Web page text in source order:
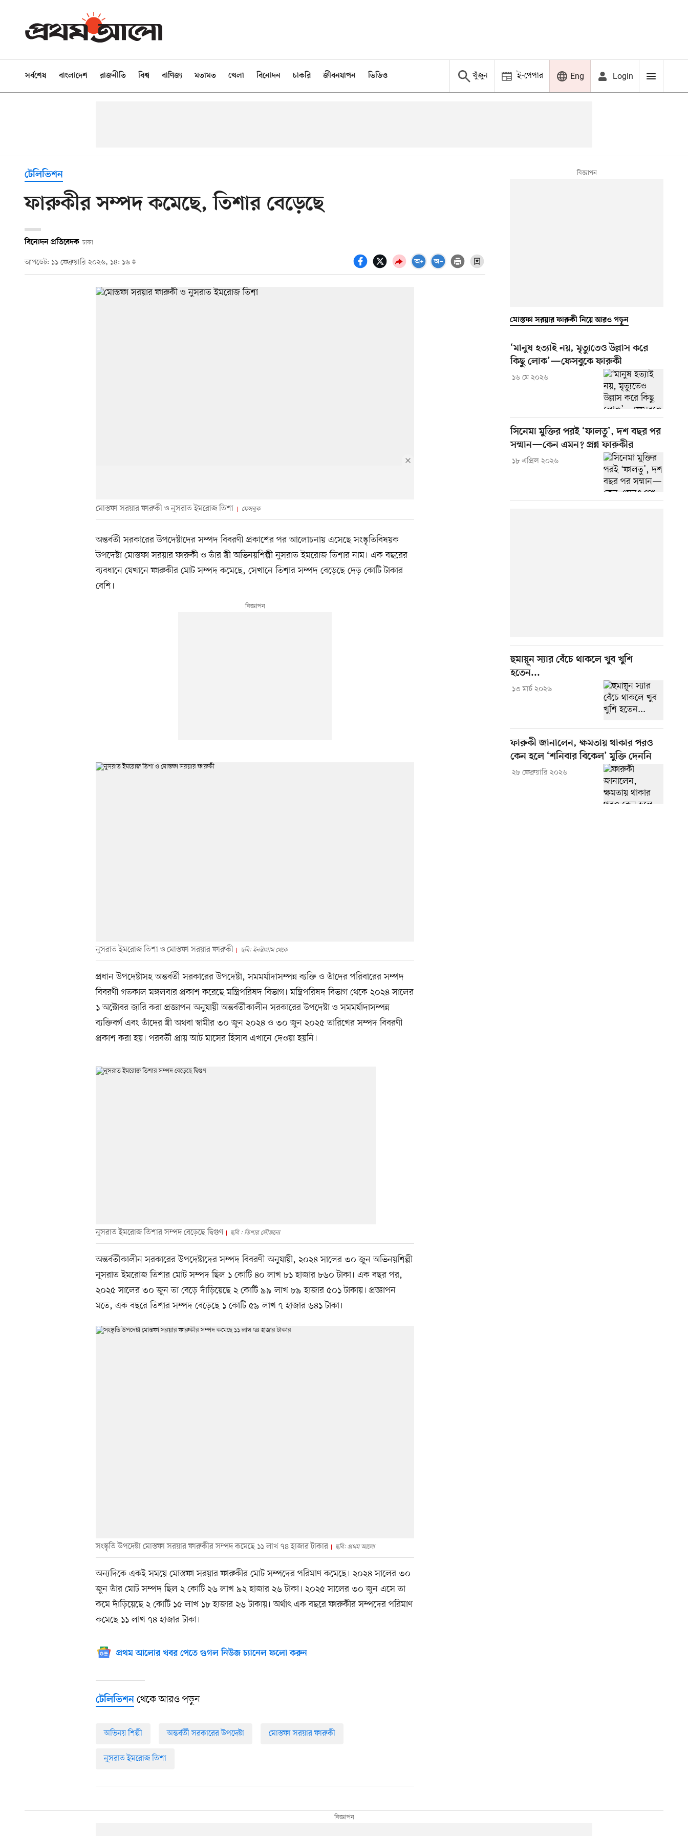
সর্বশেষ বাংলাদেশ রাজনীতি বিশ্ব বাণিজ্য মতামত খেলা বিনোদন চাকরি জীবনযাপন ভিডিও খুঁজুন ই-পেপার Eng Login
টেলিভিশন
ফারুকীর সম্পদ কমেছে, তিশার বেড়েছে
বিনোদন প্রতিবেদক ঢাকা
আপডেট: ১১ ফেব্রুয়ারি ২০২৬, ১৪: ১৬
মোস্তফা সরয়ার ফারুকী ও নুসরাত ইমরোজ তিশা ফেসবুক
অন্তর্বর্তী সরকারের উপদেষ্টাদের সম্পদ বিবরণী প্রকাশের পর আলোচনায় এসেছে সংস্কৃতিবিষয়ক
উপদেষ্টা মোস্তফা সরয়ার ফারুকী ও তাঁর স্ত্রী অভিনয়শিল্পী নুসরাত ইমরোজ তিশার নাম। এক বছরের
ব্যবধানে যেখানে ফারুকীর মোট সম্পদ কমেছে, সেখানে তিশার সম্পদ বেড়েছে দেড় কোটি টাকার
বেশি।
নুসরাত ইমরোজ তিশা ও মোস্তফা সরয়ার ফারুকী ছবি: ইনস্টাগ্রাম থেকে
প্রধান উপদেষ্টাসহ অন্তর্বর্তী সরকারের উপদেষ্টা, সমমর্যাদাসম্পন্ন ব্যক্তি ও তাঁদের পরিবারের সম্পদ
বিবরণী গতকাল মঙ্গলবার প্রকাশ করেছে মন্ত্রিপরিষদ বিভাগ। মন্ত্রিপরিষদ বিভাগ থেকে ২০২৪ সালের
১ অক্টোবর জারি করা প্রজ্ঞাপন অনুযায়ী অন্তর্বর্তীকালীন সরকারের উপদেষ্টা ও সমমর্যাদাসম্পন্ন
ব্যক্তিবর্গ এবং তাঁদের স্ত্রী অথবা স্বামীর ৩০ জুন ২০২৪ ও ৩০ জুন ২০২৫ তারিখের সম্পদ বিবরণী
প্রকাশ করা হয়। পরবর্তী প্রায় আট মাসের হিসাব এখানে দেওয়া হয়নি।
নুসরাত ইমরোজ তিশার সম্পদ বেড়েছে দ্বিগুণ ছবি : তিশার সৌজন্যে
অন্তর্বর্তীকালীন সরকারের উপদেষ্টাদের সম্পদ বিবরণী অনুযায়ী, ২০২৪ সালের ৩০ জুন অভিনয়শিল্পী
নুসরাত ইমরোজ তিশার মোট সম্পদ ছিল ১ কোটি ৪০ লাখ ৮১ হাজার ৮৬০ টাকা। এক বছর পর,
২০২৫ সালের ৩০ জুন তা বেড়ে দাঁড়িয়েছে ২ কোটি ৯৯ লাখ ৮৯ হাজার ৫০১ টাকায়। প্রজ্ঞাপন
মতে, এক বছরে তিশার সম্পদ বেড়েছে ১ কোটি ৫৯ লাখ ৭ হাজার ৬৪১ টাকা।
সংস্কৃতি উপদেষ্টা মোস্তফা সরয়ার ফারুকীর সম্পদ কমেছে ১১ লাখ ৭৪ হাজার টাকার ছবি: প্রথম আলো
অন্যদিকে একই সময়ে মোস্তফা সরয়ার ফারুকীর মোট সম্পদের পরিমাণ কমেছে। ২০২৪ সালের ৩০
জুন তাঁর মোট সম্পদ ছিল ২ কোটি ২৬ লাখ ৯২ হাজার ২৬ টাকা। ২০২৫ সালের ৩০ জুন এসে তা
কমে দাঁড়িয়েছে ২ কোটি ১৫ লাখ ১৮ হাজার ২৬ টাকায়। অর্থাৎ এক বছরে ফারুকীর সম্পদের পরিমাণ
কমেছে ১১ লাখ ৭৪ হাজার টাকা।
প্রথম আলোর খবর পেতে গুগল নিউজ চ্যানেল ফলো করুন
টেলিভিশন থেকে আরও পড়ুন
অভিনয় শিল্পী অন্তর্বর্তী সরকারের উপদেষ্টা মোস্তফা সরয়ার ফারুকী
নুসরাত ইমরোজ তিশা
মোস্তফা সরয়ার ফারুকী নিয়ে আরও পড়ুন
‘মানুষ হত্যাই নয়, মৃত্যুতেও উল্লাস করে
কিছু লোক’—ফেসবুকে ফারুকী
১৬ মে ২০২৬
সিনেমা মুক্তির পরই ‘ফালতু’, দশ বছর পর
সম্মান—কেন এমন? প্রশ্ন ফারুকীর
১৮ এপ্রিল ২০২৬
হুমায়ূন স্যার বেঁচে থাকলে খুব খুশি
হতেন...
১৩ মার্চ ২০২৬
ফারুকী জানালেন, ক্ষমতায় থাকার পরও
কেন হলে ‘শনিবার বিকেল’ মুক্তি দেননি
২৮ ফেব্রুয়ারি ২০২৬